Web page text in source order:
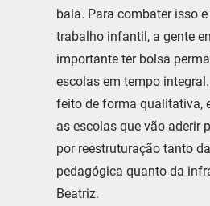
bala. Para combater isso
trabalho infantil, a gente
importante ter bolsa
escolas em tempo
feito de forma qualitativa,
as escolas que vão aderir
por reestruturação tanto
pedagógica quanto da
Beatriz.